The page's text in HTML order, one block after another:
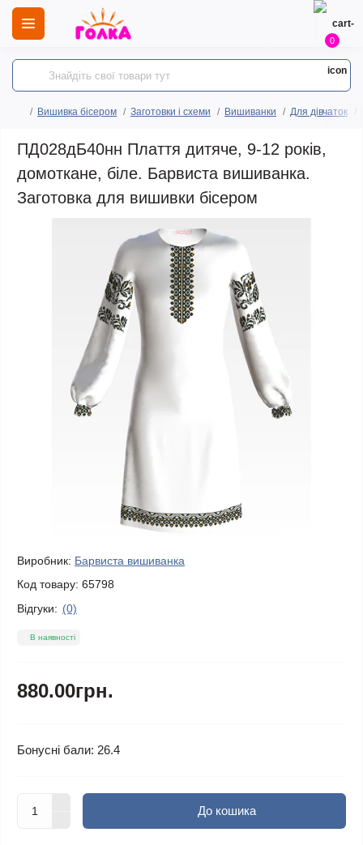
0
Вишивка бісером Заготовки і схеми Вишиванки Для дівчаток
ПД028дБ40нн Плаття дитяче, 9-12 років,
домоткане, біле. Барвиста вишиванка.
Заготовка для вишивки бісером
Виробник: Барвиста вишиванка
Код товару: 65798
Відгуки: (0)
В наявності
880.00грн.
Бонусні бали: 26.4
До кошика